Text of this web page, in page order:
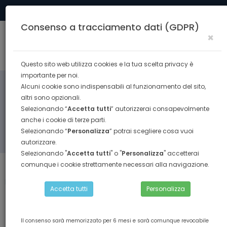
SICUREZZA LAVORO corso sicurezza lavoratori
Torna indietro
Consenso a tracciamento dati (GDPR)
×
Questo sito web utilizza cookies e la tua scelta privacy è
importante per noi.
Alcuni cookie sono indispensabili al funzionamento del sito,
altri sono opzionali.
Selezionando “Accetta tutti” autorizzerai consapevolmente
anche i cookie di terze parti.
Selezionando “Personalizza” potrai scegliere cosa vuoi
autorizzare.
Selezionando "Accetta tutti" o "Personalizza" accetterai
comunque i cookie strettamente necessari alla navigazione.
Accetta tutti Personalizza
Il consenso sarà memorizzato per 6 mesi e sarà comunque revocabile